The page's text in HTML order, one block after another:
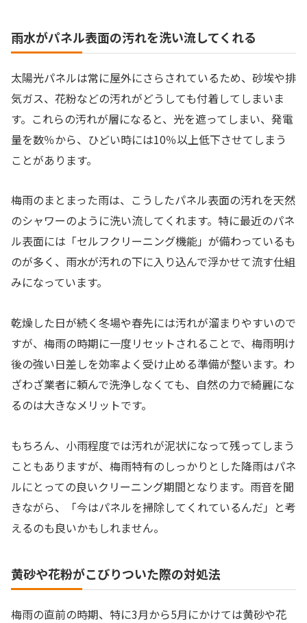
雨水がパネル表面の汚れを洗い流してくれる
太陽光パネルは常に屋外にさらされているため、砂埃や排
気ガス、花粉などの汚れがどうしても付着してしまいま
す。これらの汚れが層になると、光を遮ってしまい、発電
量を数％から、ひどい時には10％以上低下させてしまう
ことがあります。
梅雨のまとまった雨は、こうしたパネル表面の汚れを天然
のシャワーのように洗い流してくれます。特に最近のパネ
ル表面には「セルフクリーニング機能」が備わっているも
のが多く、雨水が汚れの下に入り込んで浮かせて流す仕組
みになっています。
乾燥した日が続く冬場や春先には汚れが溜まりやすいので
すが、梅雨の時期に一度リセットされることで、梅雨明け
後の強い日差しを効率よく受け止める準備が整います。わ
ざわざ業者に頼んで洗浄しなくても、自然の力で綺麗にな
るのは大きなメリットです。
もちろん、小雨程度では汚れが泥状になって残ってしまう
こともありますが、梅雨特有のしっかりとした降雨はパネ
ルにとっての良いクリーニング期間となります。雨音を聞
きながら、「今はパネルを掃除してくれているんだ」と考
えるのも良いかもしれません。
黄砂や花粉がこびりついた際の対処法
梅雨の直前の時期、特に3月から5月にかけては黄砂や花